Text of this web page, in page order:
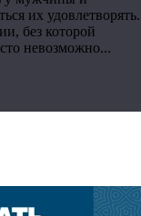
их удовлетворять.
без которой
невозможно...